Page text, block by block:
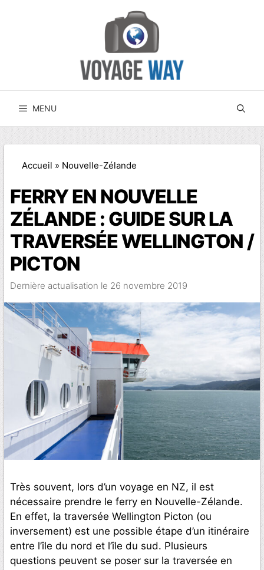
MENU
Accueil » Nouvelle-Zélande
FERRY EN NOUVELLE
ZÉLANDE : GUIDE SUR LA
TRAVERSÉE WELLINGTON /
PICTON
26 novembre 2019
Très souvent, lors d’un voyage en NZ, il est
nécessaire prendre le ferry en Nouvelle-Zélande.
En effet, la traversée Wellington Picton (ou
inversement) est une possible étape d’un itinéraire
entre l’île du nord et l’île du sud. Plusieurs
questions peuvent se poser sur la traversée en